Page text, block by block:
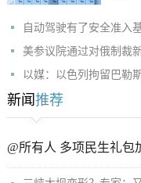
自动驾驶有了安全准入
美参议院通过对俄制裁
以媒：以色列拘留巴勒
新闻 推荐
@所有人 多项民生礼包